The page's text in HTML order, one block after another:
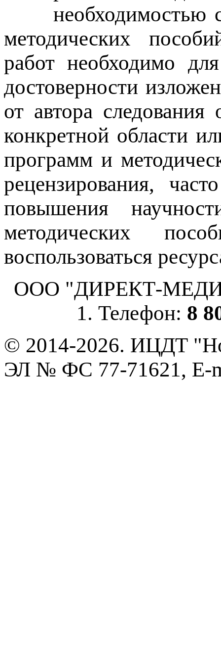
необходимостью
методических
работ необходимо
достоверности
от автора
конкретной области
программ и
рецензирования,
повышения
методических
воспользоваться
ООО "ДИРЕКТ-
1. Телефон: 8
© 2014-2026. ИЦДТ
ЭЛ № ФС 77-71621, E-